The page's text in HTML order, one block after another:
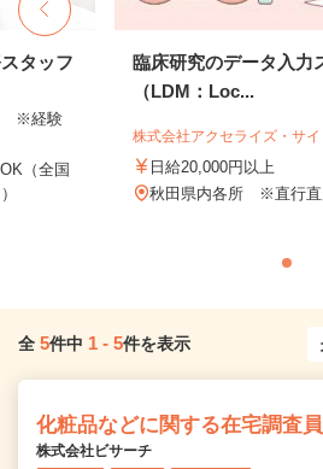
タッフ
※経験
（全国
臨床研究のデータ入力
（LDM：Loc...
株式会社アクセライズ・サイ
日給20,000円以上
秋田県内各所 ※直行直
全 5件中 1 - 5件を表示
化粧品などに関する在宅調査
株式会社ビサーチ